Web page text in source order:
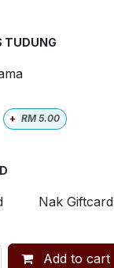
TUDUNG
+ RM5.00
Nak Giftcard
Add to cart